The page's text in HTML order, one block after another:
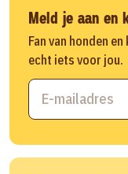
Meld je aan
Fan van honden
echt iets voor jou.